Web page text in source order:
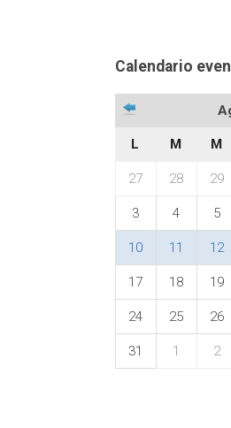
Calendario
L M M
27 28 29
3 4 5
10 11 12
17 18 19
24 25 26
31 1 2